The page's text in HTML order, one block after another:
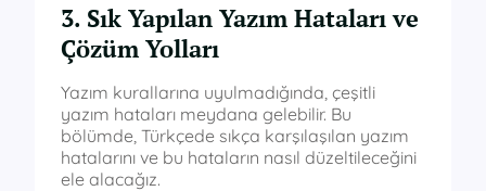
3. Sık Yapılan Yazım Hataları ve
Çözüm Yolları
Yazım kurallarına uyulmadığında, çeşitli
yazım hataları meydana gelebilir. Bu
bölümde, Türkçede sıkça karşılaşılan yazım
hatalarını ve bu hataların nasıl düzeltileceğini
ele alacağız.